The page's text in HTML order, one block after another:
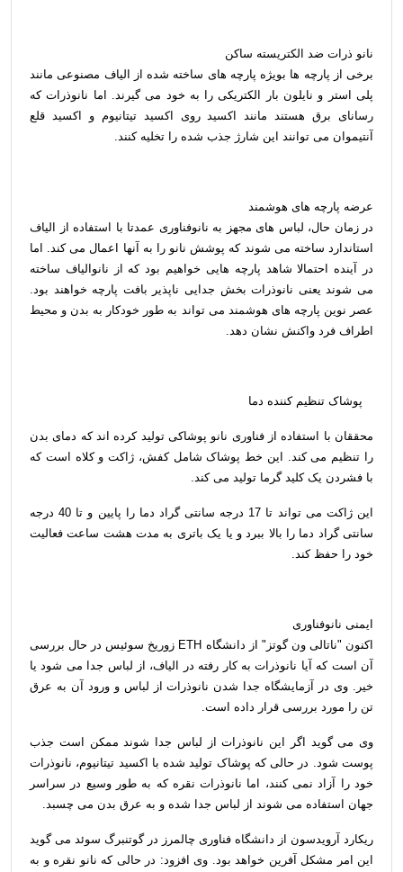
نانو ذرات ضد الکتریسته ساکن
برخی از پارچه ها بویژه پارچه های ساخته شده از الیاف مصنوعی مانند
پلی استر و نایلون بار الکتریکی را به خود می گیرند. اما نانوذرات که
رسانای برق هستند مانند اکسید روی اکسید تیتانیوم و اکسید قلع
آنتیموان می توانند این شارژ جذب شده را تخلیه کنند.
عرضه پارچه های هوشمند
در زمان حال، لباس های مجهز به نانوفناوری عمدتا با استفاده از الیاف
استاندارد ساخته می شوند که پوشش نانو را به آنها اعمال می کند. اما
در آینده احتمالا شاهد پارچه هایی خواهیم بود که از نانوالیاف ساخته
می شوند یعنی نانوذرات بخش جدایی ناپذیر بافت پارچه خواهند بود.
عصر نوین پارچه های هوشمند می تواند به طور خودکار به بدن و محیط
اطراف فرد واکنش نشان دهد.
پوشاک تنظیم کننده دما
محققان با استفاده از فناوری نانو پوشاکی تولید کرده اند که دمای بدن
را تنظیم می کند. این خط پوشاک شامل کفش، ژاکت و کلاه است که
با فشردن یک کلید گرما تولید می کند.
این ژاکت می تواند تا 17 درجه سانتی گراد دما را پایین و تا 40 درجه
سانتی گراد دما را بالا ببرد و یا یک باتری به مدت هشت ساعت فعالیت
خود را حفظ کند.
ایمنی نانوفناوری
اکنون "ناتالی ون گوتز" از دانشگاه ETH زوریخ سوئیس در حال بررسی
آن است که آیا نانوذرات به کار رفته در الیاف، از لباس جدا می شود یا
خیر. وی در آزمایشگاه جدا شدن نانوذرات از لباس و ورود آن به عرق
تن را مورد بررسی قرار داده است.
وی می گوید اگر این نانوذرات از لباس جدا شوند ممکن است جذب
پوست شود. در حالی که پوشاک تولید شده با اکسید تیتانیوم، نانوذرات
خود را آزاد نمی کنند، اما نانوذرات نقره که به طور وسیع در سراسر
جهان استفاده می شوند از لباس جدا شده و به عرق بدن می چسبد.
ریکارد آرویدسون از دانشگاه فناوری چالمرز در گوتنبرگ سوئد می گوید
این امر مشکل آفرین خواهد بود. وی افزود: در حالی که نانو نقره و به